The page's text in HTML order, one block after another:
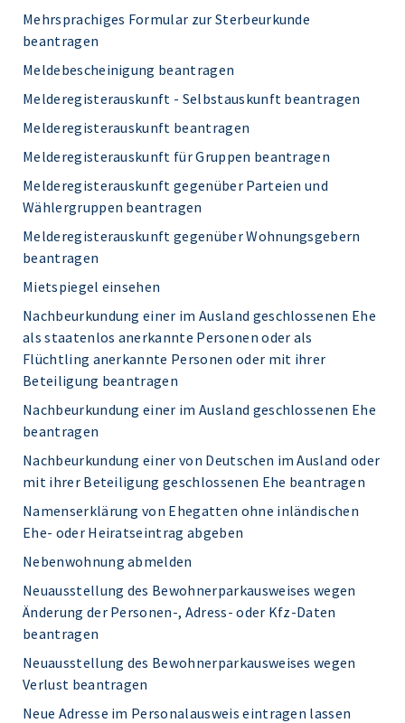
Mehrsprachiges Formular zur Sterbeurkunde
beantragen
Meldebescheinigung beantragen
Melderegisterauskunft - Selbstauskunft beantragen
Melderegisterauskunft beantragen
Melderegisterauskunft für Gruppen beantragen
Melderegisterauskunft gegenüber Parteien und
Wählergruppen beantragen
Melderegisterauskunft gegenüber Wohnungsgebern
beantragen
Mietspiegel einsehen
Nachbeurkundung einer im Ausland geschlossenen Ehe
als staatenlos anerkannte Personen oder als
Flüchtling anerkannte Personen oder mit ihrer
Beteiligung beantragen
Nachbeurkundung einer im Ausland geschlossenen Ehe
beantragen
Nachbeurkundung einer von Deutschen im Ausland oder
mit ihrer Beteiligung geschlossenen Ehe beantragen
Namenserklärung von Ehegatten ohne inländischen
Ehe- oder Heiratseintrag abgeben
Nebenwohnung abmelden
Neuausstellung des Bewohnerparkausweises wegen
Änderung der Personen-, Adress- oder Kfz-Daten
beantragen
Neuausstellung des Bewohnerparkausweises wegen
Verlust beantragen
Neue Adresse im Personalausweis eintragen lassen